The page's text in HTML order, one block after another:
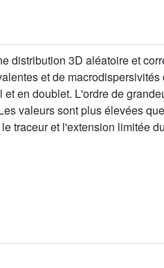
distribution 3D aléatoire et
et de macrodispersivités
en doublet. L'ordre de
valeurs sont plus élevées
traceur et l'extension limitée